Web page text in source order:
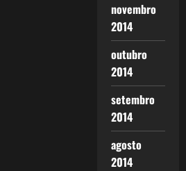
novembro
2014
outubro
2014
setembro
2014
agosto
2014